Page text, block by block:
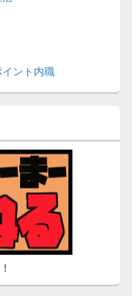
ント内職
・リスクなし☆
ぎ-
になる～
サイトの使い方ガ